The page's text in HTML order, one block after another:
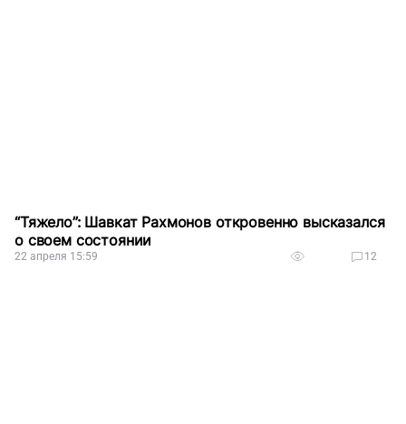
“Тяжело”: Шавкат Рахмонов откровенно высказался
о своем состоянии
22 апреля 15:59 12